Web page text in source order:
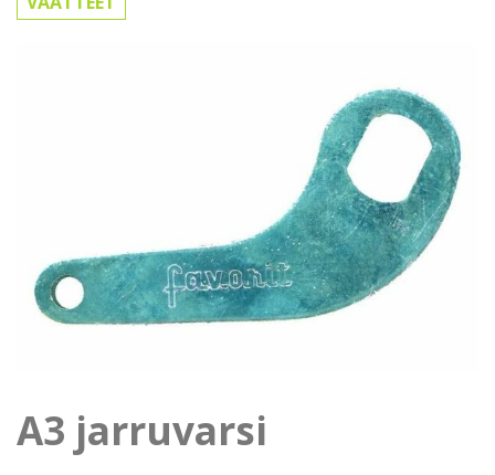
A3 jarruvarsi